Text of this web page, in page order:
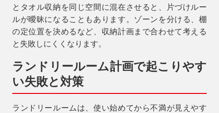
とタオル収納を同じ空間に混在させると、片づけルー
ルが曖昧になることもあります。ゾーンを分ける、棚
の定位置を決めるなど、収納計画まで合わせて考える
と失敗しにくくなります。
ランドリールーム計画で起こりやす
い失敗と対策
ランドリールームは、使い始めてから不満が見えやす